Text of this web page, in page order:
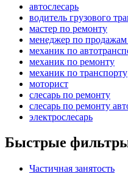
автослесарь
водитель грузового
мастер по ремонту
менеджер по продажам
механик по
механик по ремонту
механик по транспорту
моторист
слесарь по ремонту
слесарь по ремонту
электрослесарь
Быстрые
Частичная занятость